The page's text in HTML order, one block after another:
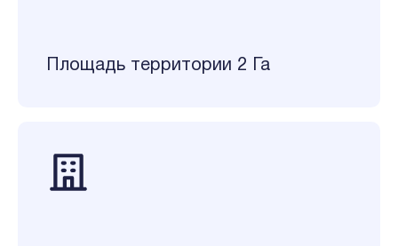
Площадь территории 2 Га